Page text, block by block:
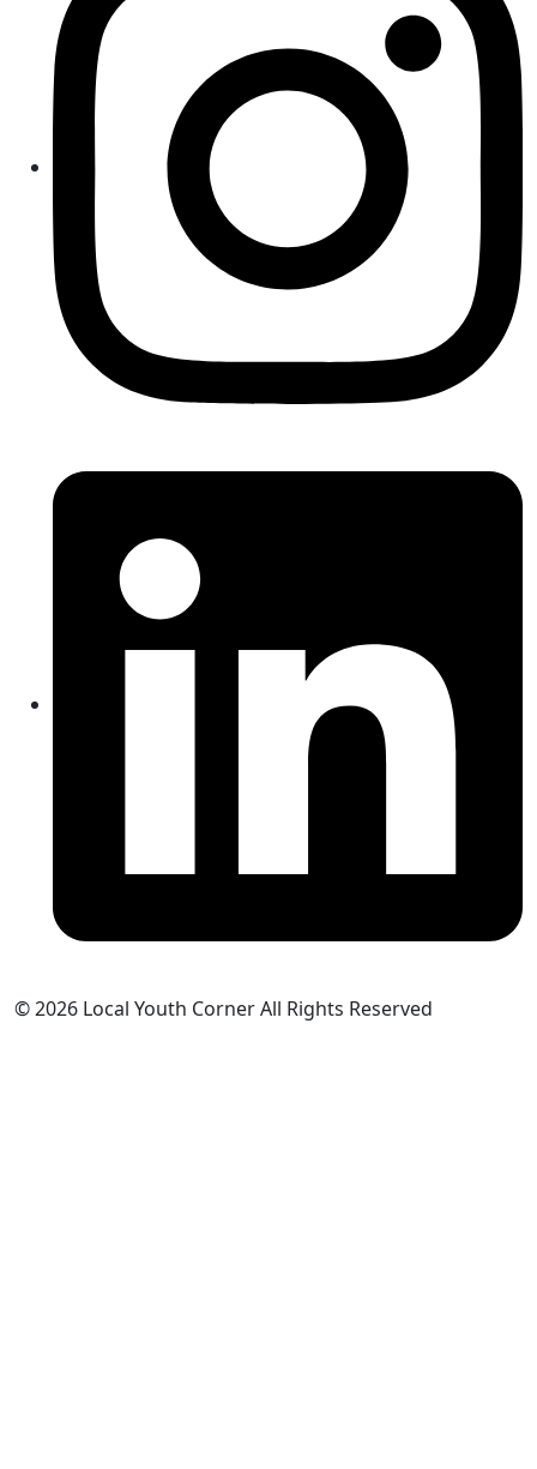
© 2026 Local Youth Corner All Rights Reserved